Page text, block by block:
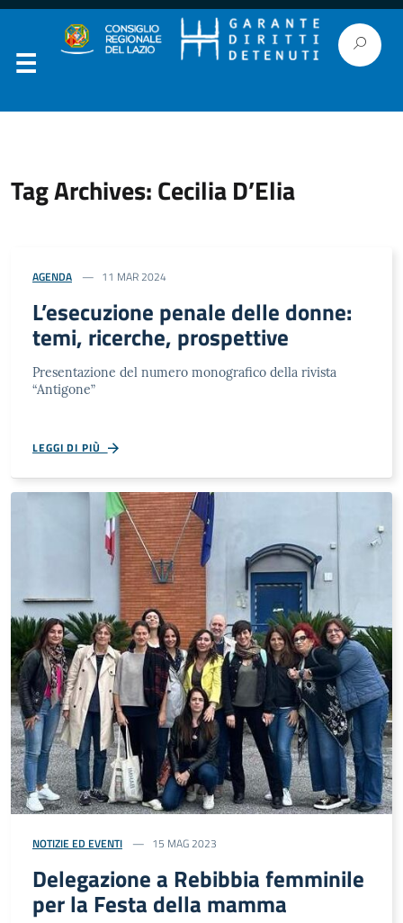
Tag Archives: Cecilia D’Elia
AGENDA 11 MAR 2024
L’esecuzione penale delle donne:
temi, ricerche, prospettive
Presentazione del numero monografico della rivista
“Antigone”
LEGGI DI PIÙ
NOTIZIE ED EVENTI 15 MAG 2023
Delegazione a Rebibbia femminile
per la Festa della mamma